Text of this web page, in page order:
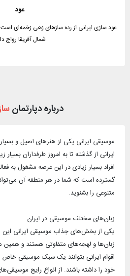
عود
عود سازی ایرانی از رده‌ سازهای زهی زخمه‌ای
شمال آفریقا رواج
درباره دپارتمان
موسیقی ایرانی یکی از هنرهای اصیل و
ایرانی از گذشته تا به امروز طرفداران
افراد بسیار زیادی در این عرصه مشغول به
گسترده است که شما در هر منطقه آن
یکی از بخش‌های جذاب موسیقی ایرانی
زبان‌ها و لهجه‌های متفاوتی هستند و
اقوام ایرانی بتوانند یک سبک موسیقی‌
خود را داشته باشند. از انواع رایج